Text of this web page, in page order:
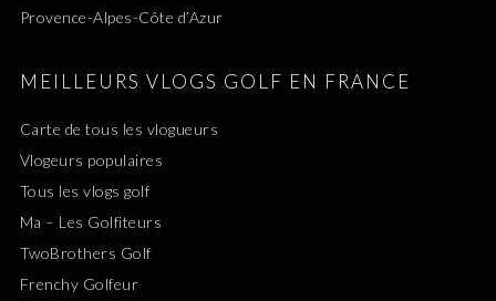
Provence-Alpes-Côte d’Azur
MEILLEURS VLOGS GOLF EN FRANCE
Carte de tous les vlogueurs
Vlogeurs populaires
Tous les vlogs golf
Ma – Les Golfiteurs
TwoBrothers Golf
Frenchy Golfeur